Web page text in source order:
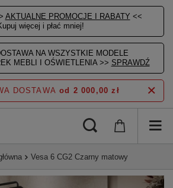
AKTUALNE PROMOCJE I RABATY <<
więcej i płać mniej!
NA WSZYSTKIE MODELE
MEBLI I OŚWIETLENIA >> SPRAWDŹ
DOSTAWA od 2 000,00 zł
Vesa 6 CG2 Czarny matowy